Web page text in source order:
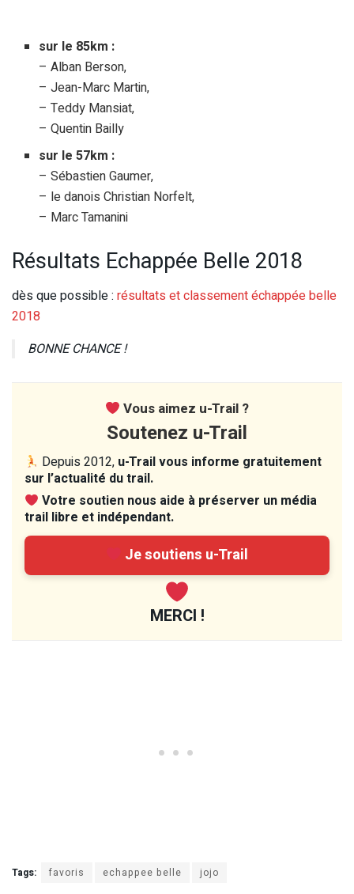
sur le 85km :
– Alban Berson,
– Jean-Marc Martin,
– Teddy Mansiat,
– Quentin Bailly
sur le 57km :
– Sébastien Gaumer,
– le danois Christian Norfelt,
– Marc Tamanini
Résultats Echappée Belle 2018
dès que possible : résultats et classement échappée belle
2018
BONNE CHANCE !
Vous aimez u-Trail ?
Soutenez u-Trail
Depuis 2012, u-Trail vous informe gratuitement
sur l’actualité du trail.
Votre soutien nous aide à préserver un média
trail libre et indépendant.
Je soutiens u-Trail
MERCI !
Tags: favoris echappee belle jojo